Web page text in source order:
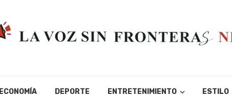
ECONOMÍA DEPORTE ENTRETENIMIENTO ESTILO